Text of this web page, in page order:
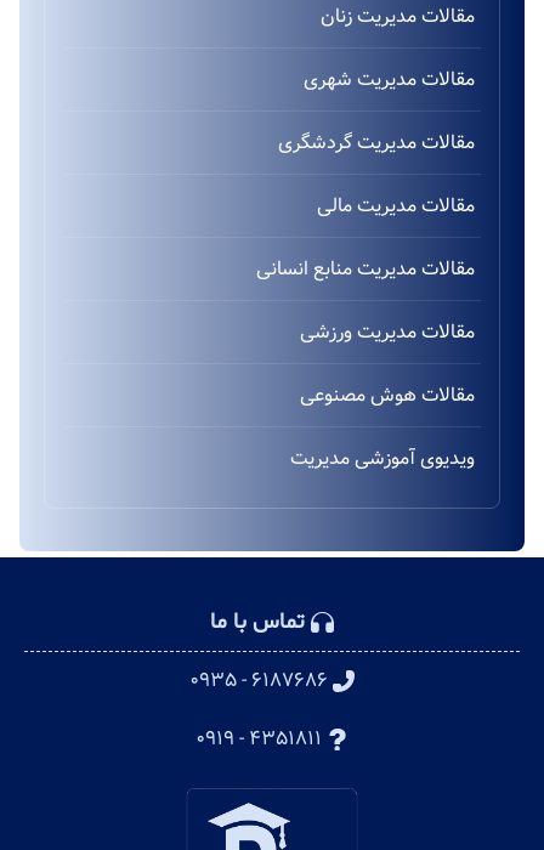
مقالات مدیریت زنان
مقالات مدیریت شهری
مقالات مدیریت گردشگری
مقالات مدیریت مالی
مقالات مدیریت منابع انسانی
مقالات مدیریت ورزشی
مقالات هوش مصنوعی
ویدیوی آموزشی مدیریت
تماس با ما
۶۱۸۷۶۸۶ - ۰۹۳۵